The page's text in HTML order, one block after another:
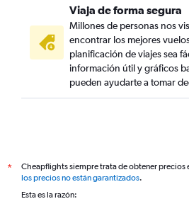
Viaja de forma segura
Millones de personas nos
encontrar los mejores
planificación de viajes sea
información útil y gráficos
pueden ayudarte a tomar
*
Cheapflights siempre trata de obtener precios
los precios no están garantizados.
Esta es la razón: